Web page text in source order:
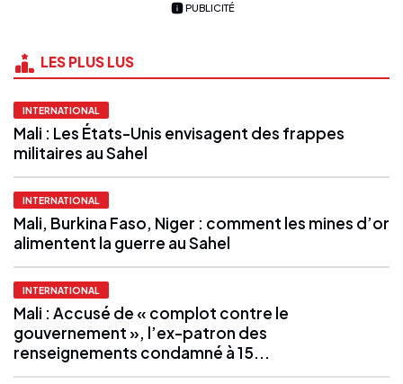
PUBLICITÉ
LES PLUS LUS
INTERNATIONAL
Mali : Les États-Unis envisagent des frappes
militaires au Sahel
INTERNATIONAL
Mali, Burkina Faso, Niger : comment les mines d’or
alimentent la guerre au Sahel
INTERNATIONAL
Mali : Accusé de « complot contre le
gouvernement », l’ex-patron des
renseignements condamné à 15...